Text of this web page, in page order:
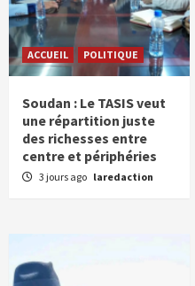
ACCUEIL POLITIQUE
Soudan : Le TASIS veut
une répartition juste
des richesses entre
centre et périphéries
3 jours ago laredaction